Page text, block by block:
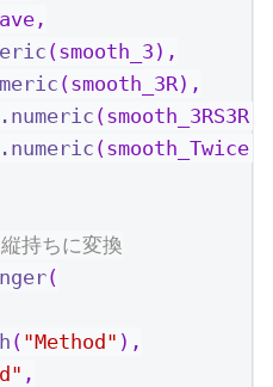
(smooth_3),
(smooth_3R),
(smooth_3RS3R),
(smooth_Twice)
持ちに変換
(
( "Method" ),
,